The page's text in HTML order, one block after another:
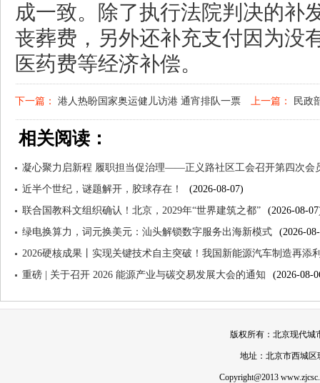
成一致。除了执行法院判决的补
丧葬费，另外还补充支付因为没
医药费等经济补偿。
下一篇： 港人热盼国家奥运健儿访港 通宵排队一票
难求
上一篇： 民政
相关阅读：
凝心聚力启新程 履职担当促治理——正义路社区工会召开第四次会
近半个世纪，谜题解开，胶球存在！
(2026-08-07)
联合国教科文组织确认！北京，2029年“世界建筑之都”
(2026-08-
绿电换算力，词元换美元：汕头解锁数字服务出海新模式
(2026-
2026硬核成果丨实现关键技术自主突破！我国新能源汽车制造再添
重磅 | 关于召开 2026 能源产业与碳交易发展大会的通知
(2026-08-
版权所有：北京现代城
地址：北京市西城区
Copyright@2013